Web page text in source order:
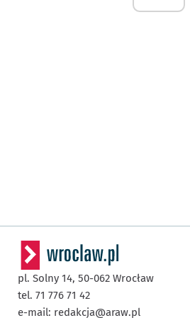
pl. Solny 14, 50-062 Wrocław
tel. 71 776 71 42
e-mail: redakcja@araw.pl